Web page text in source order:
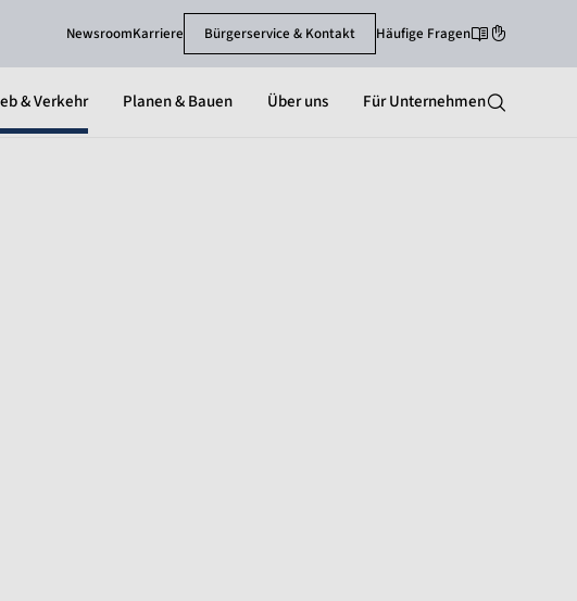
NewsroomKarriere Bürgerservice & Kontakt Häufige FragenLeichte Sprache
& Verkehr Planen & Bauen Über uns Für Unternehmen